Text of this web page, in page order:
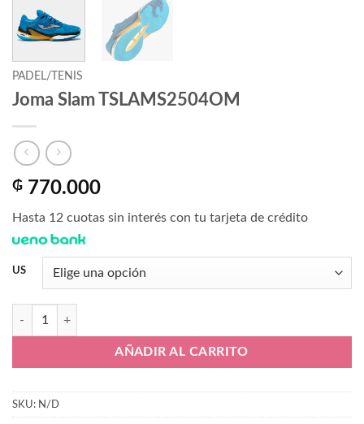
PADEL/TENIS
Joma Slam TSLAMS2504OM
₲ 770.000
Hasta 12 cuotas sin interés con tu tarjeta de crédito
US
Joma Slam TSLAMS2504OM cantidad
AÑADIR AL CARRITO
SKU: N/D